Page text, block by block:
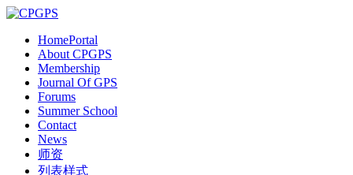
HomePortal
About CPGPS
Membership
Journal Of GPS
Forums
Summer School
Contact
News
师资
列表样式